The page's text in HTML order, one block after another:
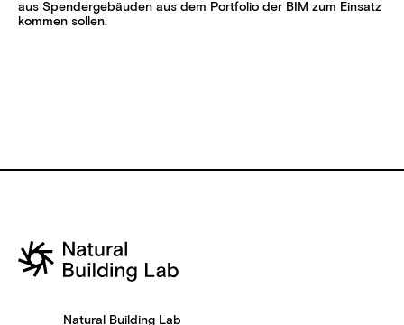
aus Spendergebäuden aus dem Portfolio der BIM zum Einsatz
kommen sollen.
Natural Building Lab